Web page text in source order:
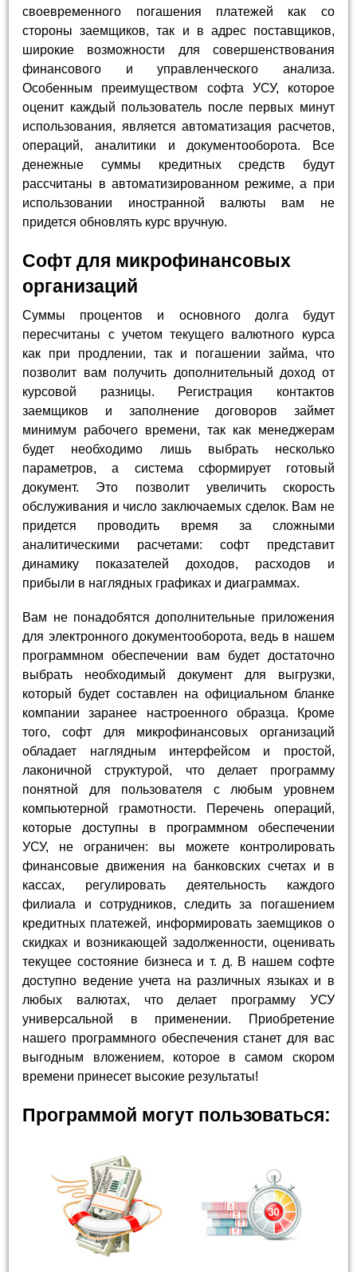
своевременного погашения платежей как со
стороны заемщиков, так и в адрес поставщиков,
широкие возможности для совершенствования
финансового и управленческого анализа.
Особенным преимуществом софта УСУ, которое
оценит каждый пользователь после первых минут
использования, является автоматизация расчетов,
операций, аналитики и документооборота. Все
денежные суммы кредитных средств будут
рассчитаны в автоматизированном режиме, а при
использовании иностранной валюты вам не
придется обновлять курс вручную.
Софт для микрофинансовых
организаций
Суммы процентов и основного долга будут
пересчитаны с учетом текущего валютного курса
как при продлении, так и погашении займа, что
позволит вам получить дополнительный доход от
курсовой разницы. Регистрация контактов
заемщиков и заполнение договоров займет
минимум рабочего времени, так как менеджерам
будет необходимо лишь выбрать несколько
параметров, а система сформирует готовый
документ. Это позволит увеличить скорость
обслуживания и число заключаемых сделок. Вам не
придется проводить время за сложными
аналитическими расчетами: софт представит
динамику показателей доходов, расходов и
прибыли в наглядных графиках и диаграммах.
Вам не понадобятся дополнительные приложения
для электронного документооборота, ведь в нашем
программном обеспечении вам будет достаточно
выбрать необходимый документ для выгрузки,
который будет составлен на официальном бланке
компании заранее настроенного образца. Кроме
того, софт для микрофинансовых организаций
обладает наглядным интерфейсом и простой,
лаконичной структурой, что делает программу
понятной для пользователя с любым уровнем
компьютерной грамотности. Перечень операций,
которые доступны в программном обеспечении
УСУ, не ограничен: вы можете контролировать
финансовые движения на банковских счетах и в
кассах, регулировать деятельность каждого
филиала и сотрудников, следить за погашением
кредитных платежей, информировать заемщиков о
скидках и возникающей задолженности, оценивать
текущее состояние бизнеса и т. д. В нашем софте
доступно ведение учета на различных языках и в
любых валютах, что делает программу УСУ
универсальной в применении. Приобретение
нашего программного обеспечения станет для вас
выгодным вложением, которое в самом скором
времени принесет высокие результаты!
Программой могут пользоваться: